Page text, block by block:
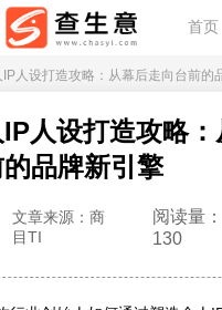
首页
人设打造攻略：从幕后走向台前的
人设打造攻略：
品牌新引擎
文章来源：商
目TI
阅读量：
130